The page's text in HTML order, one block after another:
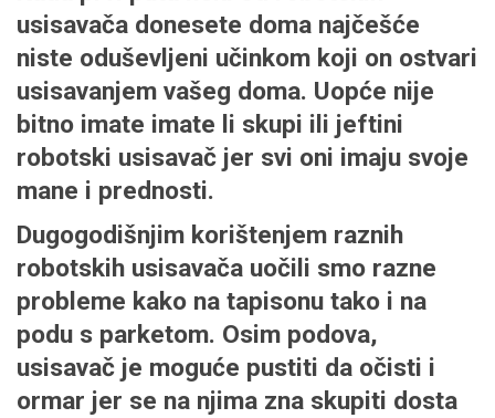
usisavača donesete doma najčešće
niste oduševljeni učinkom koji on ostvari
usisavanjem vašeg doma. Uopće nije
bitno imate imate li skupi ili jeftini
robotski usisavač jer svi oni imaju svoje
mane i prednosti.
Dugogodišnjim korištenjem raznih
robotskih usisavača uočili smo razne
probleme kako na tapisonu tako i na
podu s parketom. Osim podova,
usisavač je moguće pustiti da očisti i
ormar jer se na njima zna skupiti dosta